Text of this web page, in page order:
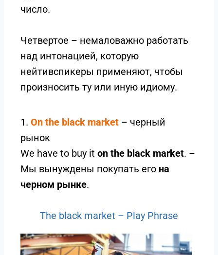
число.
Четвертое – немаловажно работать
над интонацией, которую
нейтивспикеры применяют, чтобы
произносить ту или иную идиому.
1. On the black market – черный
рынок
We have to buy it on the black market. –
Мы вынуждены покупать его на
черном рынке.
The black market – Play Phrase